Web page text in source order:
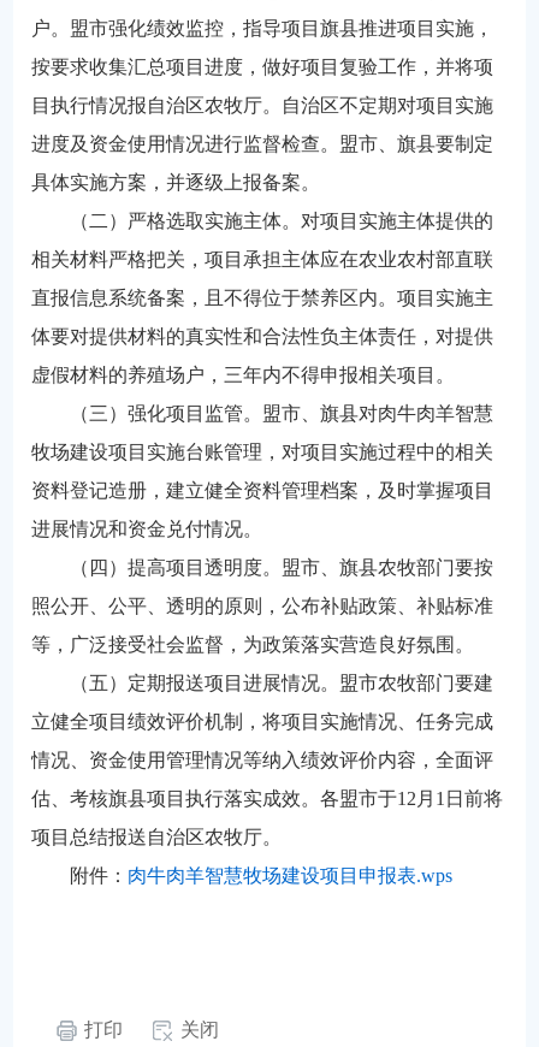
户。盟市强化绩效监控，指导项目旗县推进项目实施，
按要求收集汇总项目进度，做好项目复验工作，并将项
目执行情况报自治区农牧厅。自治区不定期对项目实施
进度及资金使用情况进行监督检查。盟市、旗县要制定
具体实施方案，并逐级上报备案。
（二）严格选取实施主体。对项目实施主体提供的
相关材料严格把关，项目承担主体应在农业农村部直联
直报信息系统备案，且不得位于禁养区内。项目实施主
体要对提供材料的真实性和合法性负主体责任，对提供
虚假材料的养殖场户，三年内不得申报相关项目。
（三）强化项目监管。盟市、旗县对肉牛肉羊智慧
牧场建设项目实施台账管理，对项目实施过程中的相关
资料登记造册，建立健全资料管理档案，及时掌握项目
进展情况和资金兑付情况。
（四）提高项目透明度。盟市、旗县农牧部门要按
照公开、公平、透明的原则，公布补贴政策、补贴标准
等，广泛接受社会监督，为政策落实营造良好氛围。
（五）定期报送项目进展情况。盟市农牧部门要建
立健全项目绩效评价机制，将项目实施情况、任务完成
情况、资金使用管理情况等纳入绩效评价内容，全面评
估、考核旗县项目执行落实成效。各盟市于12月1日前将
项目总结报送自治区农牧厅。
附件： 肉牛肉羊智慧牧场建设项目申报表.wps
打印 关闭